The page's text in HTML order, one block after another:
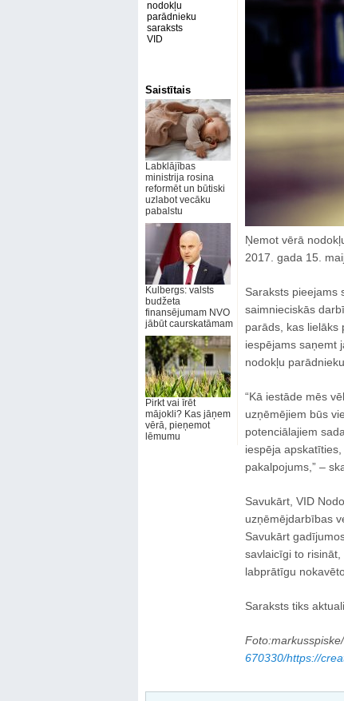
nodokļu
parādnieku
saraksts
VID
Saistītais
Labklājības
ministrija rosina
reformēt un būtiski
uzlabot vecāku
pabalstu
Kulbergs: valsts
budžeta
finansējumam NVO
jābūt caurskatāmam
Pirkt vai īrēt
mājokli? Kas jāņem
vērā, pieņemot
lēmumu
Ņemot vērā
2017. gada 15.
Saraksts pieejams
saimnieciskās
parāds, kas lielāks
iespējams saņemt
nodokļu
“Kā iestāde mēs
uzņēmējiem būs
potenciālajiem
iespēja
pakalpojums,” –
Savukārt, VID
uzņēmējdarbības
Savukārt
savlaicīgi to
labprātīgu
Saraksts tiks
Foto:markusspiske/
670330/https://